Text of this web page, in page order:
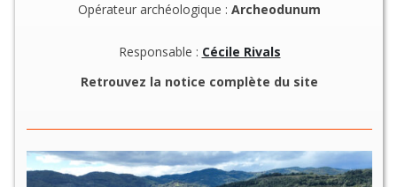
Opérateur archéologique : Archeodunum
Responsable : Cécile Rivals
Retrouvez la notice complète du site